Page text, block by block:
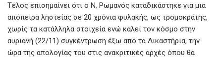
Τέλος επισημαίνει ότι ο Ν. Ρωμανός καταδικάστηκε για μια
απόπειρα ληστείας σε 20 χρόνια φυλακής, ως τρομοκράτης,
χωρίς τα κατάλληλα στοιχεία ενώ καλεί τον κόσμο στην
αυριανή (22/11) συγκέντρωση έξω από τα Δικαστήρια, την
ώρα της απολογίας του στις ανακριτικές αρχές όπου θα